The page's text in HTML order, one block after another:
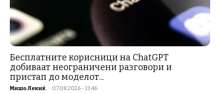
Бесплатните корисници на ChatGPT
добиваат неограничени разговори и
пристап до моделот...
Мишо Лекиќ - 07.08.2026 - 13:46